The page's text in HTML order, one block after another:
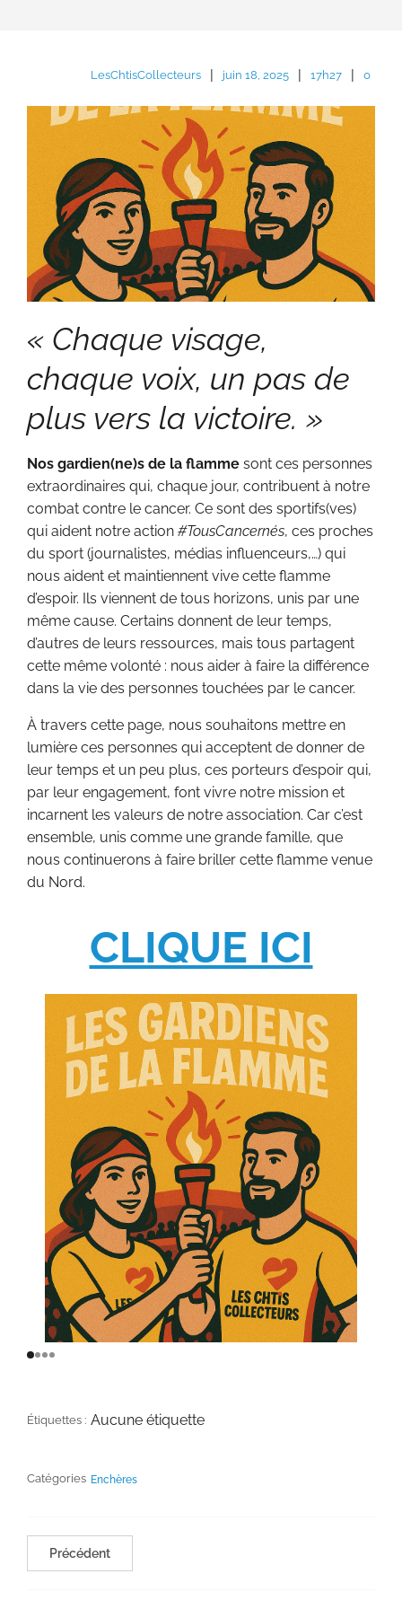
LesChtisCollecteurs | juin 18, 2025 | 17h27 | 0
« Chaque visage,
chaque voix, un pas de
plus vers la victoire. »
Nos gardien(ne)s de la flamme sont ces personnes
extraordinaires qui, chaque jour, contribuent à notre
combat contre le cancer. Ce sont des sportifs(ves)
qui aident notre action #TousCancernés, ces proches
du sport (journalistes, médias influenceurs,…) qui
nous aident et maintiennent vive cette flamme
d’espoir. Ils viennent de tous horizons, unis par une
même cause. Certains donnent de leur temps,
d’autres de leurs ressources, mais tous partagent
cette même volonté : nous aider à faire la différence
dans la vie des personnes touchées par le cancer.
À travers cette page, nous souhaitons mettre en
lumière ces personnes qui acceptent de donner de
leur temps et un peu plus, ces porteurs d’espoir qui,
par leur engagement, font vivre notre mission et
incarnent les valeurs de notre association. Car c’est
ensemble, unis comme une grande famille, que
nous continuerons à faire briller cette flamme venue
du Nord.
CLIQUE ICI
Étiquettes : Aucune étiquette
Catégories Enchères
Précédent